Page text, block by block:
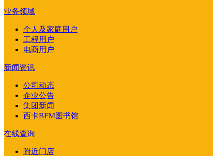
业务领域
个人及家庭用户
工程用户
电商用户
新闻资讯
公司动态
企业公告
集团新闻
西卡BFM图书馆
在线查询
附近门店